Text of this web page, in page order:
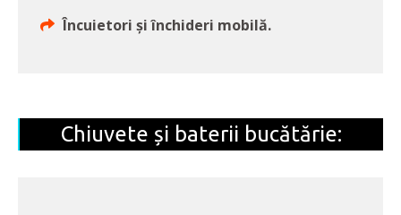
Încuietori și închideri mobilă.
Chiuvete și baterii bucătărie: